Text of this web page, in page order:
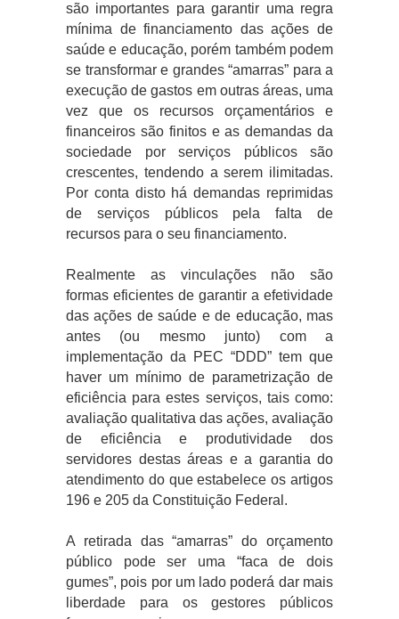
são importantes para garantir uma regra
mínima de financiamento das ações de
saúde e educação, porém também podem
se transformar e grandes “amarras” para a
execução de gastos em outras áreas, uma
vez que os recursos orçamentários e
financeiros são finitos e as demandas da
sociedade por serviços públicos são
crescentes, tendendo a serem ilimitadas.
Por conta disto há demandas reprimidas
de serviços públicos pela falta de
recursos para o seu financiamento.
Realmente as vinculações não são
formas eficientes de garantir a efetividade
das ações de saúde e de educação, mas
antes (ou mesmo junto) com a
implementação da PEC “DDD” tem que
haver um mínimo de parametrização de
eficiência para estes serviços, tais como:
avaliação qualitativa das ações, avaliação
de eficiência e produtividade dos
servidores destas áreas e a garantia do
atendimento do que estabelece os artigos
196 e 205 da Constituição Federal.
A retirada das “amarras” do orçamento
público pode ser uma “faca de dois
gumes”, pois por um lado poderá dar mais
liberdade para os gestores públicos